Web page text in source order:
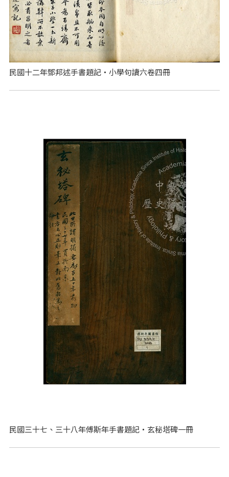
民國十二年鄧邦述手書題記‧小學句讀六卷四冊
民國三十七、三十八年傅斯年手書題記‧玄秘塔碑一冊